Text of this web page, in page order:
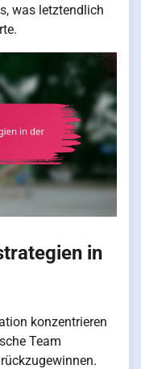
was letztendlich
in
konzentrieren
Team